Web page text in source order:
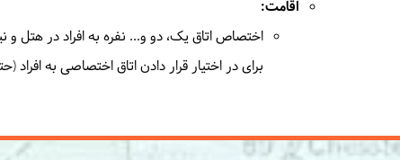
اقامت:
اختصاص اتاق یک، دو و... نفره به افراد در هتل و
برای در اختیار قرار دادن اتاق اختصاصی به